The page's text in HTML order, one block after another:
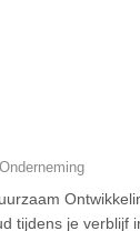
tijdens je verblijf